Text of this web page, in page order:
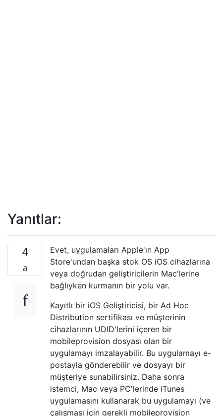
Yanıtlar:
4
Evet, uygulamaları Apple'ın App
Store'undan başka stok OS iOS cihazlarına
veya doğrudan geliştiricilerin Mac'lerine
bağlıyken kurmanın bir yolu var.
Kayıtlı bir iOS Geliştiricisi, bir Ad Hoc
Distribution sertifikası ve müşterinin
cihazlarının UDID'lerini içeren bir
mobileprovision dosyası olan bir
uygulamayı imzalayabilir. Bu uygulamayı e-
postayla gönderebilir ve dosyayı bir
müşteriye sunabilirsiniz. Daha sonra
istemci, Mac veya PC'lerinde iTunes
uygulamasını kullanarak bu uygulamayı (ve
çalışması için gerekli mobileprovision